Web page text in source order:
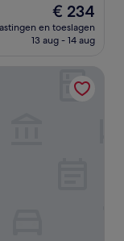
De
prijs
is
€ 234
en toeslagen
13 aug - 14 aug